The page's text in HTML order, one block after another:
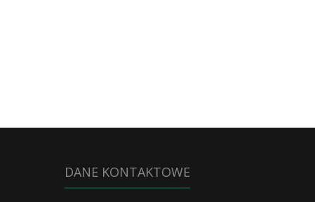
DANE KONTAKTOWE